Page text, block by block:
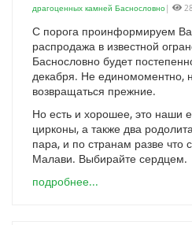
драгоценных камней Баснословно|
С порога проинформируем
распродажа в известной
Баснословно будет
декабря. Не единомоментно,
возвращаться прежние.
Но есть и хорошее, это наши
цирконы, а также два
пара, и по странам разве что
Малави. Выбирайте сердцем.
подробнее...